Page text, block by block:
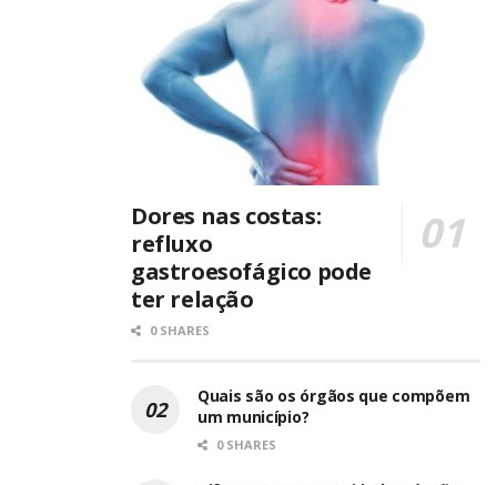
Dores nas costas:
refluxo
gastroesofágico pode
ter relação
0 SHARES
Quais são os órgãos que compõem
um município?
0 SHARES